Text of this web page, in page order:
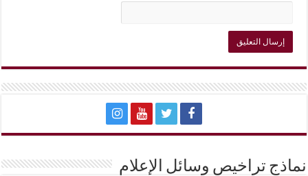
نماذج تراخيص وسائل الإعلام